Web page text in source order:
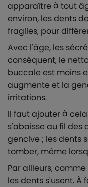
apparaître à tout
environ, les dents
fragiles, pour
Avec l'âge, les
conséquent, le
buccale est moins
augmente et la
irritations.
Il faut ajouter à
s'abaisse au fil des
gencive ; les dents
tomber, même
Par ailleurs,
les dents s'usent. À